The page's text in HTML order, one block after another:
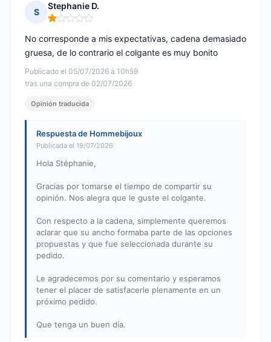
S
Stephanie D.
Nota: 1 de 5
Publicado el 05/07/2026 à 10h59
tras una compra de 02/07/2026
No corresponde a mis expectativas, cadena demasiado
gruesa, de lo contrario el colgante es muy bonito
Opinión traducida
Respuesta de Hommebijoux
Publicada el 19/07/2026
Hola Stéphanie,
Gracias por tomarse el tiempo de compartir su
opinión. Nos alegra que le guste el colgante.
Con respecto a la cadena, simplemente queremos
aclarar que su ancho formaba parte de las opciones
propuestas y que fue seleccionada durante su
pedido.
Le agradecemos por su comentario y esperamos
tener el placer de satisfacerle plenamente en un
próximo pedido.
Que tenga un buen día.